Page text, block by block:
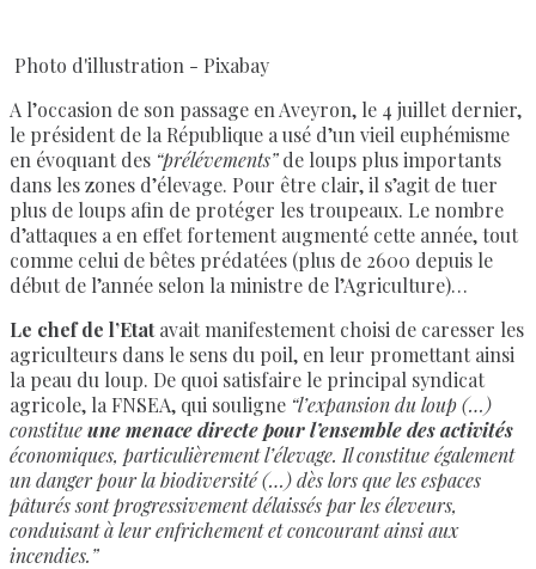
Photo d'illustration - Pixabay
A l’occasion de son passage en Aveyron, le 4 juillet dernier,
le président de la République a usé d’un vieil euphémisme
en évoquant des “prélévements”de loups plus importants
dans les zones d’élevage. Pour être clair, il s’agit de tuer
plus de loups afin de protéger les troupeaux. Le nombre
d’attaques a en effet fortement augmenté cette année, tout
comme celui de bêtes prédatées (plus de 2600 depuis le
début de l’année selon la ministre de l’Agriculture)…
Le chef de l’Etatavait manifestement choisi de caresser les
agriculteurs dans le sens du poil, en leur promettant ainsi
la peau du loup. De quoi satisfaire le principal syndicat
agricole, la FNSEA, qui souligne “l’expansion du loup (…)
constitueune menace directe pour l’ensemble des activités
économiques, particulièrement l’élevage. Il constitue également
un danger pour la biodiversité (…) dès lors que les espaces
pâturés sont progressivement délaissés par les éleveurs,
conduisant à leur enfrichement et concourant ainsi aux
incendies.”